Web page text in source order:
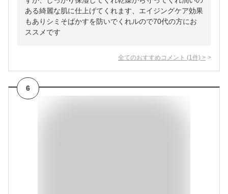
ある綺麗な肌に仕上げてくれます、エイジングケア効果
もありシミそばかすを防いでくれルので70代の方にお
ススメです
全てのおすすめコメント (1 件) >
6